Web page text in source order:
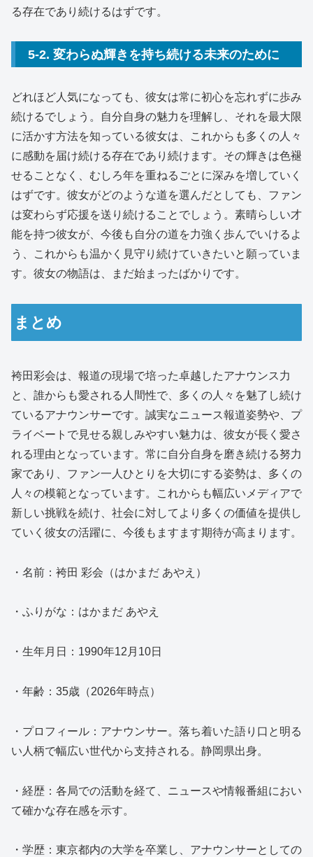
る存在であり続けるはずです。
5-2. 変わらぬ輝きを持ち続ける未来のために
どれほど人気になっても、彼女は常に初心を忘れずに歩み
続けるでしょう。自分自身の魅力を理解し、それを最大限
に活かす方法を知っている彼女は、これからも多くの人々
に感動を届け続ける存在であり続けます。その輝きは色褪
せることなく、むしろ年を重ねるごとに深みを増していく
はずです。彼女がどのような道を選んだとしても、ファン
は変わらず応援を送り続けることでしょう。素晴らしい才
能を持つ彼女が、今後も自分の道を力強く歩んでいけるよ
う、これからも温かく見守り続けていきたいと願っていま
す。彼女の物語は、まだ始まったばかりです。
まとめ
袴田彩会は、報道の現場で培った卓越したアナウンス力
と、誰からも愛される人間性で、多くの人々を魅了し続け
ているアナウンサーです。誠実なニュース報道姿勢や、プ
ライベートで見せる親しみやすい魅力は、彼女が長く愛さ
れる理由となっています。常に自分自身を磨き続ける努力
家であり、ファン一人ひとりを大切にする姿勢は、多くの
人々の模範となっています。これからも幅広いメディアで
新しい挑戦を続け、社会に対してより多くの価値を提供し
ていく彼女の活躍に、今後もますます期待が高まります。
・名前：袴田 彩会（はかまだ あやえ）
・ふりがな：はかまだ あやえ
・生年月日：1990年12月10日
・年齢：35歳（2026年時点）
・プロフィール：アナウンサー。落ち着いた語り口と明る
い人柄で幅広い世代から支持される。静岡県出身。
・経歴：各局での活動を経て、ニュースや情報番組におい
て確かな存在感を示す。
・学歴：東京都内の大学を卒業し、アナウンサーとしての